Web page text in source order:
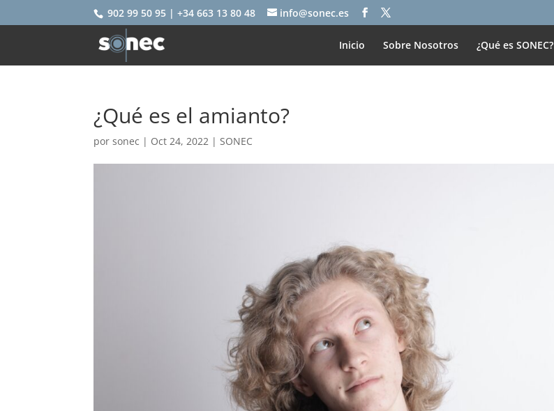
902 99 50 95 | +34 663 13 80 48 info@sonec.es
Inicio Sobre Nosotros ¿Qué es SONEC?
¿Qué es el amianto?
porsonec | Oct 24, 2022 |SONEC